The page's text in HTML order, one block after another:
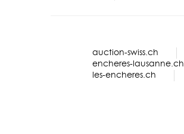
auction-swiss.ch
encheres-lausanne.ch
les-encheres.ch